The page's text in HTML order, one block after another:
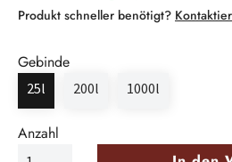
Produkt schneller benötigt?
Gebinde
25l 200l 1000l
Anzahl